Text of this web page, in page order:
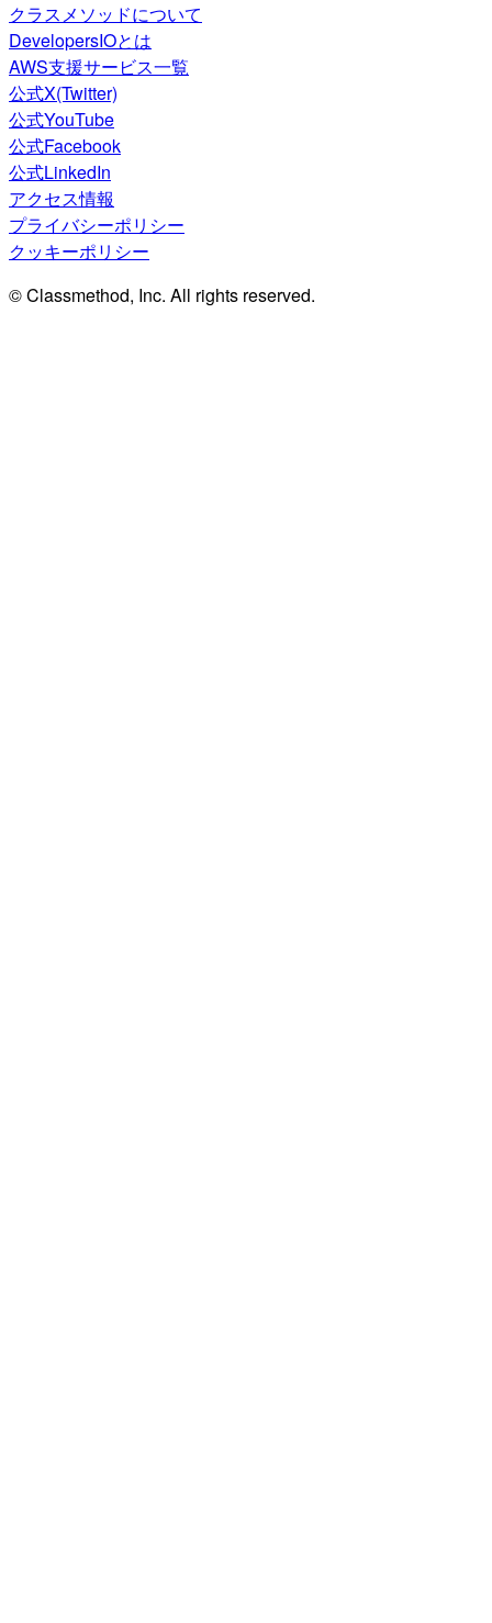
クラスメソッドについて
DevelopersIOとは
AWS支援サービス一覧
公式X(Twitter)
公式YouTube
公式Facebook
公式LinkedIn
アクセス情報
プライバシーポリシー
クッキーポリシー
© Classmethod, Inc. All rights reserved.